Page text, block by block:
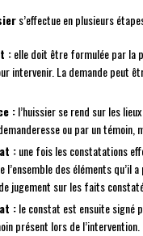
s’effectue en plusieurs
:elle doit être formulée par la
intervenir. La demande peut
:l’huissier se rend sur les
ou par un témoin,
:une fois les constatations
l’ensemble des éléments
jugement sur les faits
:le constat est ensuite signé
présent lors de